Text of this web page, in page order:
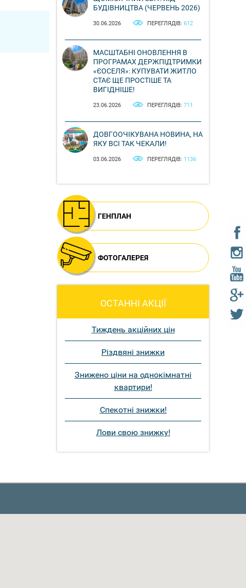
БУДІВНИЦТВА (ЧЕРВЕНЬ 2026)
30.06.2026 ПЕРЕГЛЯДІВ: 612
МАСШТАБНІ ОНОВЛЕННЯ В
ПРОГРАМАХ ДЕРЖПІДТРИМКИ
«ЄОСЕЛЯ»: КУПУВАТИ ЖИТЛО
СТАЄ ЩЕ ПРОСТІШЕ ТА
ВИГІДНІШЕ!
23.06.2026 ПЕРЕГЛЯДІВ: 711
ДОВГООЧІКУВАНА НОВИНА, НА
ЯКУ ВСІ ТАК ЧЕКАЛИ!
03.06.2026 ПЕРЕГЛЯДІВ: 1136
ГЕНПЛАН
ФОТОГАЛЕРЕЯ
ОСТАННІ АКЦІЇ
Тиждень акційних цін
Різдвяні знижки
Знижено ціни на однокімнатні
квартири!
Спекотні знижки!
Лови свою знижку!